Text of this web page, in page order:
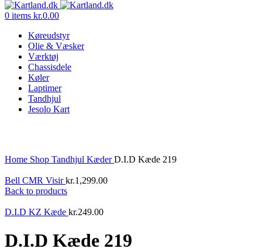
0 items kr.0.00
Køreudstyr
Olie & Væsker
Værktøj
Chassisdele
Køler
Laptimer
Tandhjul
Jesolo Kart
Home Shop Tandhjul KæderD.I.D Kæde 219
Bell CMR Visirkr.1,299.00
Back to products
D.I.D KZ Kæde kr.249.00
D.I.D Kæde 219